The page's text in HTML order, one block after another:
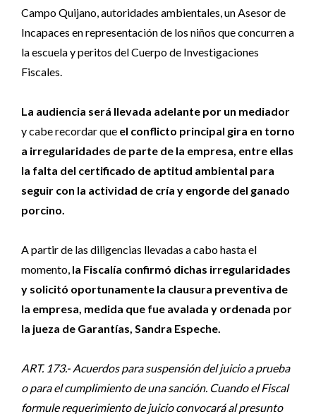
Campo Quijano, autoridades ambientales, un Asesor de
Incapaces en representación de los niños que concurren a
la escuela y peritos del Cuerpo de Investigaciones
Fiscales.
La audiencia será llevada adelante por un mediador
y cabe recordar que el conflicto principal gira en torno
a irregularidades de parte de la empresa, entre ellas
la falta del certificado de aptitud ambiental para
seguir con la actividad de cría y engorde del ganado
porcino.
A partir de las diligencias llevadas a cabo hasta el
momento, la Fiscalía confirmó dichas irregularidades
y solicitó oportunamente la clausura preventiva de
la empresa, medida que fue avalada y ordenada por
la jueza de Garantías, Sandra Espeche.
ART. 173.- Acuerdos para suspensión del juicio a prueba
o para el cumplimiento de una sanción. Cuando el Fiscal
formule requerimiento de juicio convocará al presunto